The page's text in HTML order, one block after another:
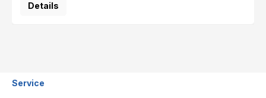
Details
Service